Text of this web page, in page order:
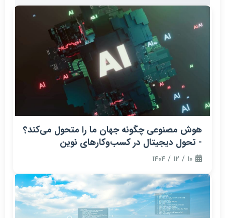
هوش مصنوعی چگونه جهان ما را متحول می‌کند؟
- تحول دیجیتال در کسب‌وکارهای نوین
۱۰ / ۱۲ / ۱۴۰۴